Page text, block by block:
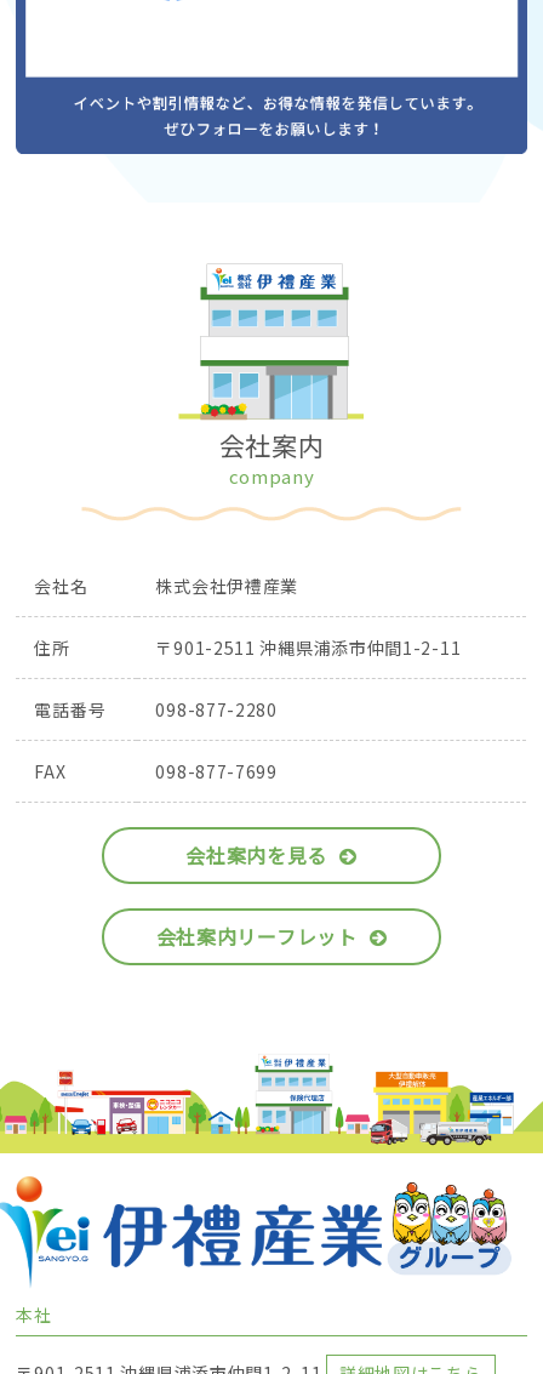
会社案内
company
会社名 株式会社伊禮産業
住所 〒901-2511 沖縄県浦添市仲間1-2-11
電話番号 098-877-2280
FAX 098-877-7699
会社案内を見る
会社案内リーフレット
本社